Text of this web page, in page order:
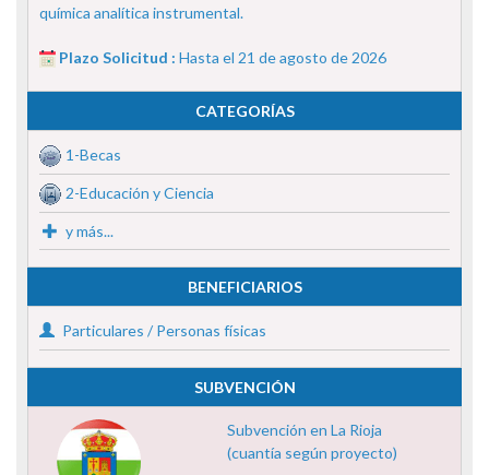
química analítica instrumental.
Plazo Solicitud : Hasta el 21 de agosto de 2026
CATEGORÍAS
1-Becas
2-Educación y Ciencia
y más...
BENEFICIARIOS
Particulares / Personas físicas
SUBVENCIÓN
Subvención en La Rioja
(cuantía según proyecto)